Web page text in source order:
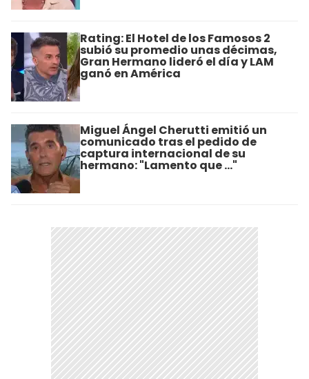
Rating: El Hotel de los Famosos 2
subió su promedio unas décimas,
Gran Hermano lideró el día y LAM
ganó en América
Miguel Ángel Cherutti emitió un
comunicado tras el pedido de
captura internacional de su
hermano: "Lamento que ..."